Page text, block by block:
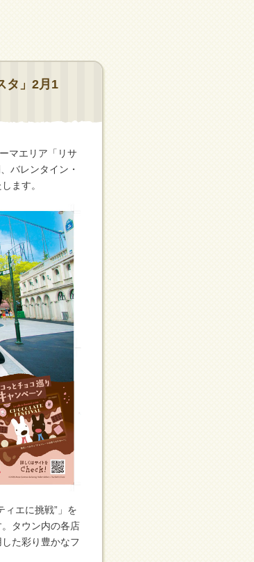
タ」2月1
マエリア「リサ
バレンタイン・
ます。
ィエに挑戦”」を
タウン内の各店
た彩り豊かなフ